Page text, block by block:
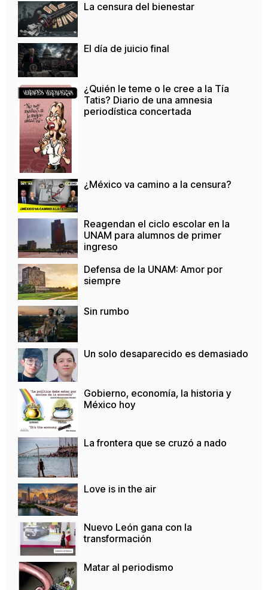
La censura del bienestar
El día de juicio final
¿Quién le teme o le cree a la Tía
Tatis? Diario de una amnesia
periodística concertada
¿México va camino a la censura?
Reagendan el ciclo escolar en la
UNAM para alumnos de primer
ingreso
Defensa de la UNAM: Amor por
siempre
Sin rumbo
Un solo desaparecido es demasiado
Gobierno, economía, la historia y
México hoy
La frontera que se cruzó a nado
Love is in the air
Nuevo León gana con la
transformación
Matar al periodismo